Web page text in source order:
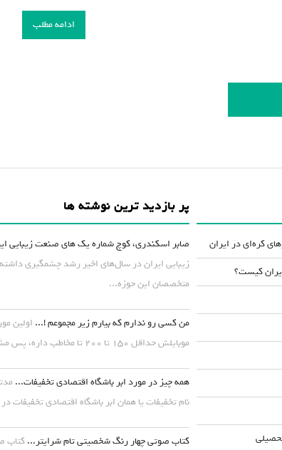
ادامه مطلب
پر بازدید ترین نوشته ها
صابر اسکندری، کوچ شماره یک های صنعت زیبایی
زیبایی ایران در سال‌های اخیر رشد چشمگیری
متخصصان این حوزه...
من کسی رو ندارم که بیارم زیر مجموعم !... اولین
موبایلش حداقل ۱۵۰ تا ۲۰۰ تا مخاطب داره، پس مشکل اصلی...
همه چیز در مورد ابر باشگاه اقتصادی تخفیفات...
نام تخفیفات یا همان ابر باشگاه اقتصادی تخفیفات
کتاب صوتی چهار رنگ شخصیتی تام شرایتر...کتاب
کره‌ای در ایران
کیست؟